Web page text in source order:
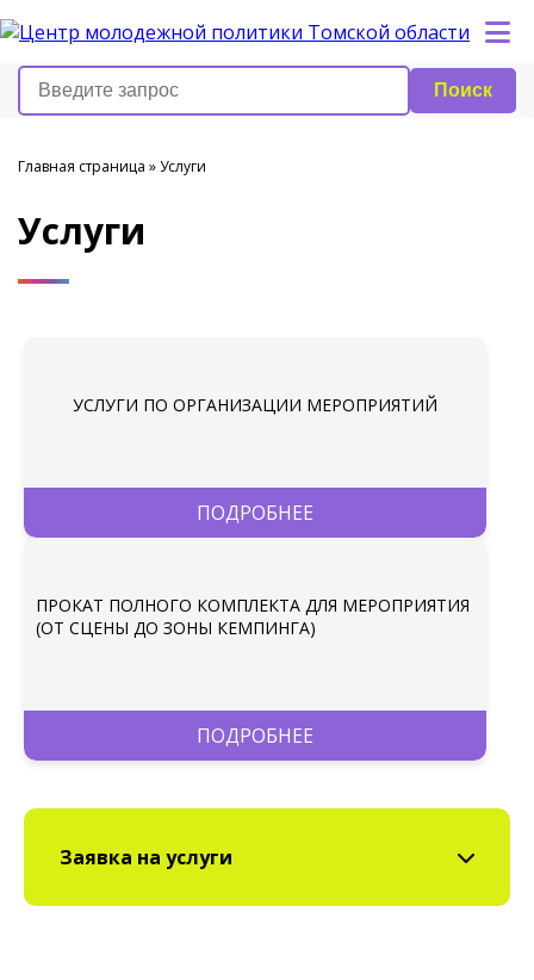
Поиск
Главная страница »Услуги
Услуги
УСЛУГИ ПО ОРГАНИЗАЦИИ МЕРОПРИЯТИЙ
ПОДРОБНЕЕ
ПРОКАТ ПОЛНОГО КОМПЛЕКТА ДЛЯ МЕРОПРИЯТИЯ
(ОТ СЦЕНЫ ДО ЗОНЫ КЕМПИНГА)
ПОДРОБНЕЕ
Заявка на услуги